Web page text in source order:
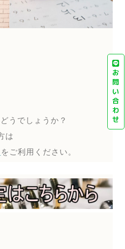
うでしょうか？
は
をご利用ください。
お
問
い
合
わ
せ